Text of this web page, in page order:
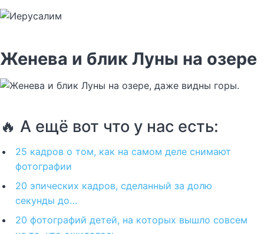
Женева и блик Луны на озере
🔥 А ещё вот что у нас есть:
25 кадров о том, как на самом деле снимают
фотографии
20 эпических кадров, сделанный за долю
секунды до…
20 фотографий детей, на которых вышло совсем